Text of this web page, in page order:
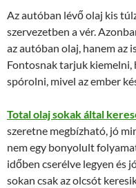
Az autóban lévő olaj kis
szervezetben a vér.
az autóban olaj, hanem az
Fontosnak tarjuk kiemelni,
spórolni, mivel az ember
Total olaj sokak által
szeretne megbízható, jó
nem egy bonyolult
időben cserélve legyen és
sokan csak az olcsót